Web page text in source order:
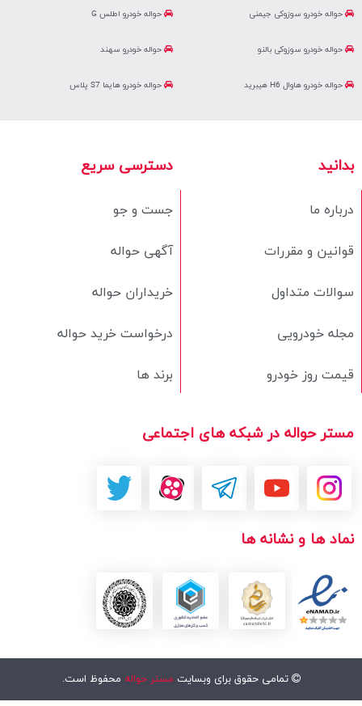
حواله خودرو اطلس G حواله خودرو سوزوکی جیمنی
حواله خودرو سهند حواله خودرو سوزوکی بالنو
حواله خودرو هایما S7 پلاس حواله خودرو هاوال H6 هیبرید
دسترسی سریع
جست و جو
آگهی حواله
خریداران حواله
درخواست خرید حواله
برند ها
بدانید
درباره ما
قوانین و مقررات
سوالات متداول
مجله خودرویی
قیمت روز خودرو
مستر حواله در شبکه های اجتماعی
نماد ها و نشانه ها
تمامی حقوق برای وبسایت مستر حواله محفوظ است.